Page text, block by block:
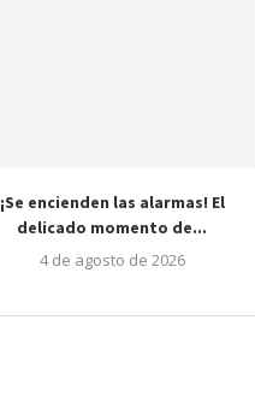
¡Se encienden las alarmas! El
delicado momento de...
4 de agosto de 2026